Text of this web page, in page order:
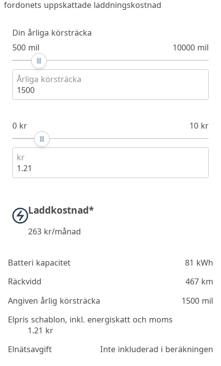
fordonets uppskattade laddningskostnad
Din årliga körsträcka
500 mil
10000 mil
Årliga körsträcka
1500
0 kr 10 kr
kr
1.21
Laddkostnad*
263kr/månad
Batteri kapacitet
81 kWh
Räckvidd
467 km
Angiven årlig körsträcka
1500 mil
Elpris schablon, inkl. energiskatt och moms
1.21 kr
Elnätsavgift
Inte inkluderad i beräkningen